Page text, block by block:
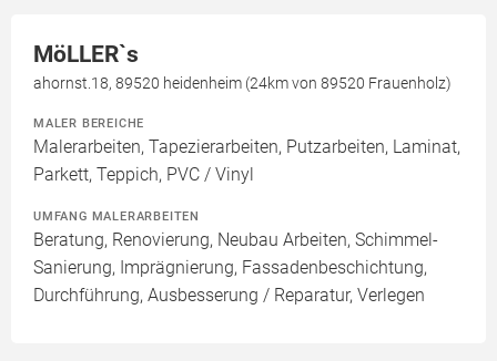
MöLLER`s
ahornst.18, 89520 heidenheim (24km von 89520 Frauenholz)
MALER BEREICHE
Malerarbeiten, Tapezierarbeiten, Putzarbeiten, Laminat,
Parkett, Teppich, PVC / Vinyl
UMFANG MALERARBEITEN
Beratung, Renovierung, Neubau Arbeiten, Schimmel-
Sanierung, Imprägnierung, Fassadenbeschichtung,
Durchführung, Ausbesserung / Reparatur, Verlegen